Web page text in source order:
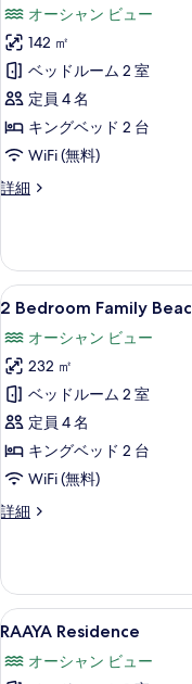
す
る
Family
Beach
Villa
の
す
べ
て
真
を
示
す
る
オーシャン ビュー
142 ㎡
ベッドルーム 2 室
定員 4 名
キングベッド 2 台
WiFi (無料)
詳細
2
Villa
の
詳
2
Bedroom
Family
Beach
Villa
with
Pool
の
す
べ
の
写
真
を
14
2 Bedroom Family
オーシャン ビュー
232 ㎡
ベッドルーム 2 室
定員 4 名
キングベッド 2 台
WiFi (無料)
詳細
2
Villa
with
Pool
詳
RAAYA
Residence
の
25
RAAYA Residence
オーシャン ビュー